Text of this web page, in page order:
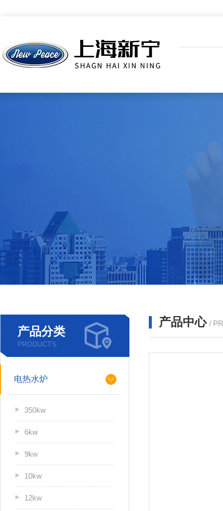
产品分类
PRODUCTS
电热水炉
350kw
6kw
9kw
10kw
12kw
产品中心 /